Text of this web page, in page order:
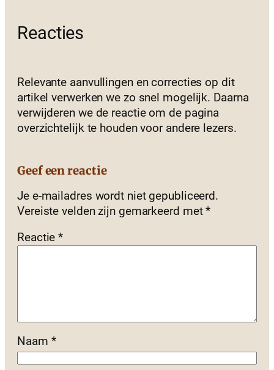
Reacties
Relevante aanvullingen en correcties op dit
artikel verwerken we zo snel mogelijk. Daarna
verwijderen we de reactie om de pagina
overzichtelijk te houden voor andere lezers.
Geef een reactie
Je e-mailadres wordt niet gepubliceerd.
Vereiste velden zijn gemarkeerd met*
Reactie*
Naam *